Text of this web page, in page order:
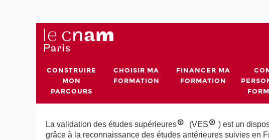
CONSTRUIRE
MON
PARCOURS
CHOISIR MA
FORMATION
FINANCER MA
FORMATION
La validation des études supérieures (VES
) est un
grâce à la reconnaissance des études antérieures suivies en